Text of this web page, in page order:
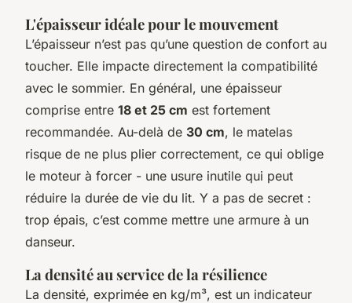
L'épaisseur idéale pour le mouvement
L’épaisseur n’est pas qu’une question de confort au
toucher. Elle impacte directement la compatibilité
avec le sommier. En général, une épaisseur
comprise entre 18 et 25 cm est fortement
recommandée. Au-delà de 30 cm, le matelas
risque de ne plus plier correctement, ce qui oblige
le moteur à forcer - une usure inutile qui peut
réduire la durée de vie du lit. Y a pas de secret :
trop épais, c’est comme mettre une armure à un
danseur.
La densité au service de la résilience
La densité, exprimée en kg/m³, est un indicateur